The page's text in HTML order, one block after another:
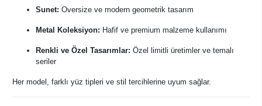
Sunet: Oversize ve modern geometrik tasarım
Metal Koleksiyon: Hafif ve premium malzeme kullanımı
Renkli ve Özel Tasarımlar: Özel limitli üretimler ve temalı
seriler
Her model, farklı yüz tipleri ve stil tercihlerine uyum sağlar.